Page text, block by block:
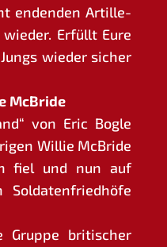
enden­den Artil­le­
Erfüllt Eure
wie­der sicher
McBride
von Eric Bog­le
Wil­lie McBri­de
fiel und nun auf
Grup­pe bri­ti­scher